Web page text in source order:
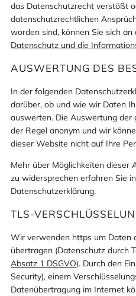
das Datenschutzrecht verstößt
datenschutzrechtlichen
worden sind, können Sie sich an
Datenschutz und die
AUSWERTUNG DES
In der folgenden
darüber, ob und wie wir Daten
auswerten. Die Auswertung der
der Regel anonym und wir
dieser Website nicht auf Ihre
Mehr über Möglichkeiten dieser
zu widersprechen erfahren Sie
Datenschutzerklärung.
TLS-
Wir verwenden https um Daten
übertragen (Datenschutz durch
Absatz 1 DSGVO). Durch den
Security), einem
Datenübertragung im Internet